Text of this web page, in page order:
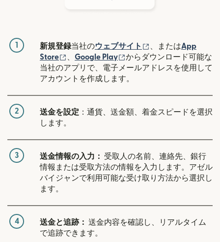
1 新規登録当社のウェブサイト （別ウィンドウで
、またはApp
Store
（別ウィンドウで開きます）
Google Play （別ウィンドウで開きま
からダウンロード可能な
当社のアプリで、電子メールアドレスを使用して
アカウントを作成します。
2 送金を設定 ：通貨、送金額、着金スピードを選択
します。
3 送金情報の入力：
受取人の名前、連絡先、銀行
情報または受取方法の情報を入力します。アゼル
バイジャンで利用可能な受け取り方法から選択し
ます。
4 送金と追跡： 送金内容を確認し、リアルタイム
で追跡できます。